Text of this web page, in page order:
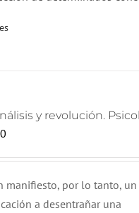
manifiesto, por lo tanto, un
a desentrañar una